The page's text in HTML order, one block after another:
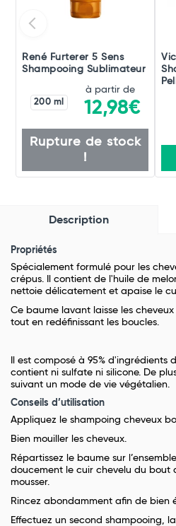
René Furterer 5 Sens
Shampooing Sublimateur
200 ml
à partir de
12,98€
Rupture de stock
!
Description
Propriétés
Spécialement formulé pour les
crépus. Il contient de l'huile de
nettoie délicatement et apaise le
Ce baume lavant laisse les
tout en redéfinissant les boucles.
Il est composé à 95% d'ingrédients
contient ni sulfate ni silicone. De
suivant un mode de vie végétalien.
Conseils d’utilisation
Appliquez le shampoing cheveux
Bien mouiller les cheveux.
Répartissez le baume sur
doucement le cuir chevelu du bout
mousser.
Rincez abondamment afin de bien
Effectuez un second shampooing,